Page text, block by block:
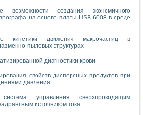
возможности создания экономичного
на основе платы USB 6008 в среде
кинетики движения макрочастиц в
пылевых структурах
диагностики крови
свойств дисперсных продуктов при
давления
управления сверхпроводящим
источником тока